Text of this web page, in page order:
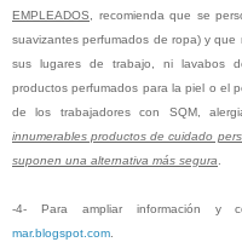
EMPLEADOS , recomienda que se
suavizantes perfumados de ropa) y
sus lugares de trabajo, ni lavabos
productos perfumados para la piel o el
de los trabajadores con SQM,
innumerables productos de cuidado
suponen una alternativa más segura
-4- Para ampliar información y
mar.blogspot.com